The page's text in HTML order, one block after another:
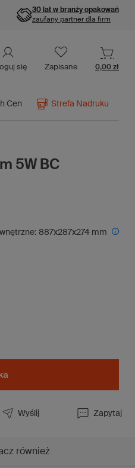
30 lat w branży opakowań
zaufany partner dla firm
się Zapisane 0,00 zł
Cen Strefa Nadruku
5W BC
887x287x274 mm
Wyślij Zapytaj
również